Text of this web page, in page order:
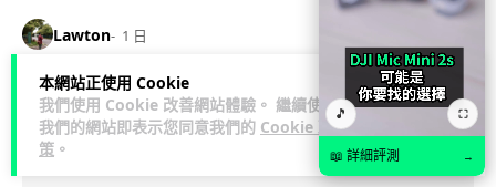
本網站正使用 Cookie
我們使用 Cookie 改善網站體驗。 繼續使用
我們的網站即表示您同意我們的 Cookie 政
策 。
Lawton 1 日
日本二手遊戲店減 90% 門市 業績反增
四成 "懷舊"在 Z 世代變成最潮「新鮮
感」
🎵 ⛶
📖 詳細評測 →